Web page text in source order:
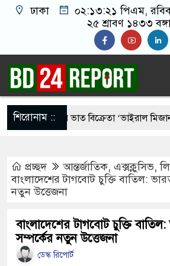
ঢাকা ০২:১৩:২২ পিএম,
২৫ শ্রাবণ ১৪৩৩
শিরোনাম ::
মাংস দিয়ে ভাত বিক্রেতা ‘ভাইরাল মিজান’
‘আমেরিকান ষড়’য’ন্ত্র’তত্ত্ব’ নিয়ে প্রশ্ন তুললেন
পদে মির্জা ফখরুল নির্বাচিত
প্রচ্ছদ আন্তর্জাতিক, এক্সক্লুসিভ,
বাংলাদেশের টাগবোট চুক্তি বাতিল:
নতুন উত্তেজনা
বাংলাদেশের টাগবোট চুক্তি
সম্পর্কের নতুন উত্তেজনা
ডেস্ক রিপোর্ট